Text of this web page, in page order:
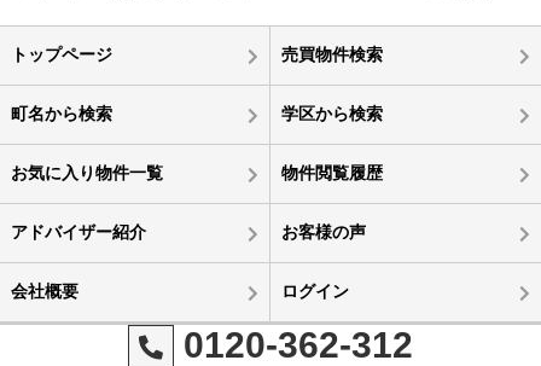
トップページ 売買物件検索
町名から検索 学区から検索
お気に入り物件一覧 物件閲覧履歴
アドバイザー紹介 お客様の声
会社概要 ログイン
0120-362-312